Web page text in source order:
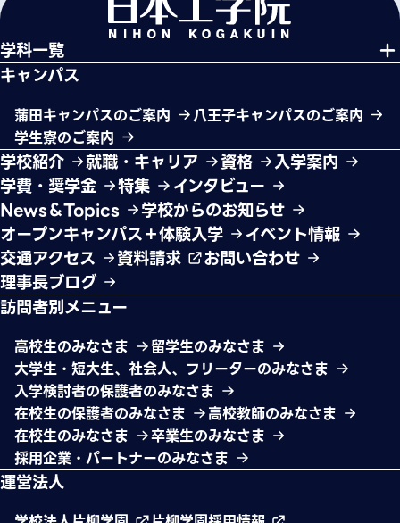
学科一覧
キャンパス
蒲田キャンパスのご案内
八王子キャンパスのご案内
学生寮のご案内
学校紹介 就職・キャリア 資格
入学案内
学費・奨学金
特集
インタビュー
News＆Topics
学校からのお知らせ
オープンキャンパス＋体験入学
イベント情報
交通アクセス
資料請求
お問い合わせ
理事長ブログ
訪問者別メニュー
高校生のみなさま
留学生のみなさま
大学生・短大生、社会人、フリーターのみなさま
入学検討者の保護者のみなさま
在校生の保護者のみなさま
高校教師のみなさま
在校生のみなさま
卒業生のみなさま
採用企業・パートナーのみなさま
運営法人